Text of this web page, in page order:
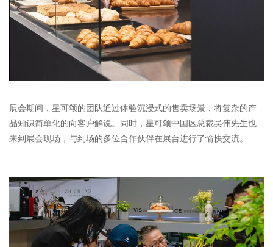
展会期间，星可颂的团队通过体验沉浸式的售卖场景，将复杂的产
品知识简单化的向客户解说。同时，星可颂中国区总裁吴伟先生也
来到展会现场，与到场的多位合作伙伴在展台进行了愉快交流。